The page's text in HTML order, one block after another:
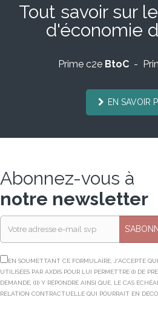
Tout savoir sur
d'économie
Prime c2e BtoC-
EN SAVOIR
Abonnez-vous à
notre newsletter
EN SOUMETTANT CE FORMULAIRE, J'ACCEPTE
UTILISÉES PAR AXDIS POUR LUI PERMETTRE (I) DE
DEMANDE, (II) Y RÉPONDRE AINSI QUE, LE CAS
RELATION CONTRACTUELLE QUI POURRAIT EN